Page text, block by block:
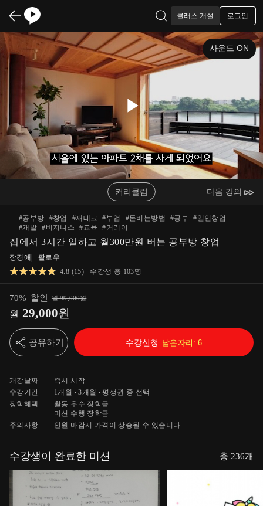
클래스 개설 로그인
Play
Video
사운드 ON
커리큘럼 다음 강의
#공부방 #창업 #재테크 #부업 #돈버는방법 #공부 #일인창업
#개발 #비지니스 #교육 #커리어
집에서 3시간 일하고 월300만원 버는 공부방 창업
장경애
팔로우
4.8 (15) 수강생 총 103명
70% 할인 월99,000원
월 29,000원
공유하기 수강신청 남은자리: 6
개강날짜
즉시 시작
수강기간
1개월 3개월 평생권 중 선택
장학혜택
활동 우수 장학금
미션 수행 장학금
주의사항
인원 마감시 가격이 상승될 수 있습니다.
수강생이 완료한 미션 총 236개